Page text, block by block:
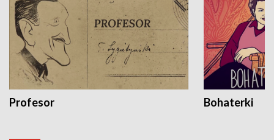
Profesor Bohaterki